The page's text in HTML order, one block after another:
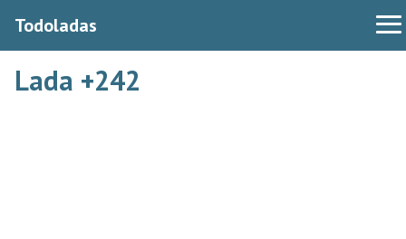
Todoladas
Lada +242